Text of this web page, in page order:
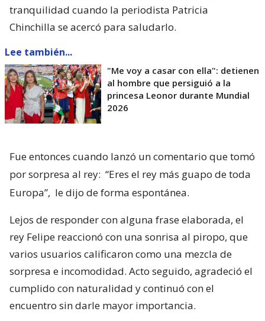
tranquilidad cuando la periodista Patricia
Chinchilla se acercó para saludarlo.
Lee también...
"Me voy a casar con ella": detienen
al hombre que persiguió a la
princesa Leonor durante Mundial
2026
Fue entonces cuando lanzó un comentario que tomó
por sorpresa al rey: “Eres el rey más guapo de toda
Europa”, le dijo de forma espontánea.
Lejos de responder con alguna frase elaborada, el
rey Felipe reaccionó con una sonrisa al piropo, que
varios usuarios calificaron como una mezcla de
sorpresa e incomodidad. Acto seguido, agradeció el
cumplido con naturalidad y continuó con el
encuentro sin darle mayor importancia.